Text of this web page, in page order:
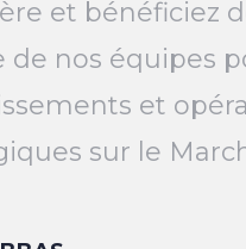
et bénéficiez
de nos équipes
et
sur le